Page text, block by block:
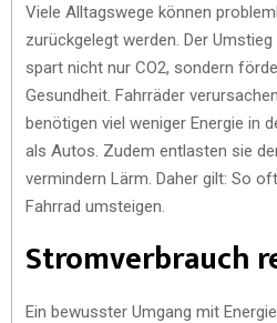
Viele Alltagswege können
zurückgelegt werden. Der
spart nicht nur CO2, sondern
Gesundheit. Fahrräder
benötigen viel weniger Energie in
als Autos. Zudem entlasten sie
vermindern Lärm. Daher gilt: So
Fahrrad umsteigen.
Stromverbrauch
Ein bewusster Umgang mit